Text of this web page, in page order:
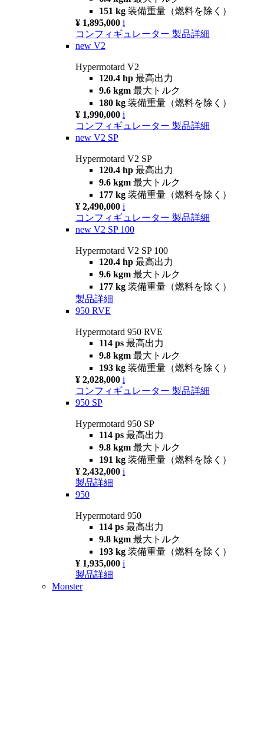
151 kg 装備重量（燃料を除く）
¥ 1,895,000 i
コンフィギュレーター 製品詳細
new V2
Hypermotard V2
120.4 hp 最高出力
9.6 kgm 最大トルク
180 kg 装備重量（燃料を除く）
¥ 1,990,000 i
コンフィギュレーター 製品詳細
new V2 SP
Hypermotard V2 SP
120.4 hp 最高出力
9.6 kgm 最大トルク
177 kg 装備重量（燃料を除く）
¥ 2,490,000 i
コンフィギュレーター 製品詳細
new V2 SP 100
Hypermotard V2 SP 100
120.4 hp 最高出力
9.6 kgm 最大トルク
177 kg 装備重量（燃料を除く）
製品詳細
950 RVE
Hypermotard 950 RVE
114 ps 最高出力
9.8 kgm 最大トルク
193 kg 装備重量（燃料を除く）
¥ 2,028,000 i
コンフィギュレーター 製品詳細
950 SP
Hypermotard 950 SP
114 ps 最高出力
9.8 kgm 最大トルク
191 kg 装備重量（燃料を除く）
¥ 2,432,000 i
製品詳細
950
Hypermotard 950
114 ps 最高出力
9.8 kgm 最大トルク
193 kg 装備重量（燃料を除く）
¥ 1,935,000 i
製品詳細
Monster